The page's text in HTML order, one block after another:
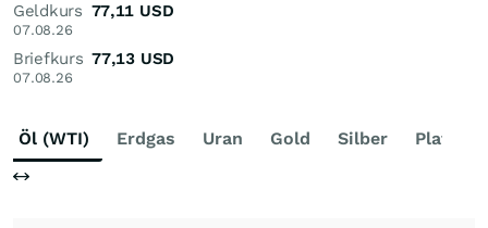
Geldkurs
07.08.26
77,11 USD
Briefkurs
07.08.26
77,13 USD
Öl (WTI) Erdgas Uran Gold Silber Platin